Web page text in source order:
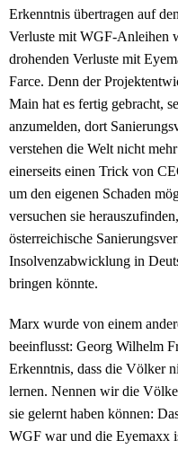
Erkenntnis übertragen auf
Verluste mit WGF-Anleihen
drohenden Verluste mit
Farce. Denn der
Main hat es fertig gebracht,
anzumelden, dort
verstehen die Welt nicht
einerseits einen Trick von
um den eigenen Schaden
versuchen sie
österreichische
Insolvenzabwicklung in
bringen könnte.
Marx wurde von einem
beeinflusst: Georg Wilhelm
Erkenntnis, dass die Völker
lernen. Nennen wir die
sie gelernt haben können:
WGF war und die Eyemaxx